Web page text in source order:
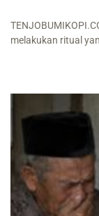
melakukan ritual